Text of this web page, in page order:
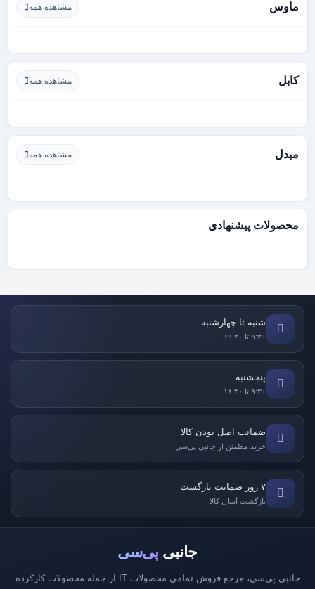
ماوس مشاهده همه
کابل مشاهده همه
مبدل مشاهده همه
محصولات پیشنهادی
شنبه تا چهارشنبه
۹:۳۰ تا ۱۹:۳۰
پنجشنبه
۹:۳۰ تا ۱۸:۳۰
ضمانت اصل بودن کالا
خرید مطمئن از جانبی پی‌سی
۷ روز ضمانت بازگشت
بازگشت آسان کالا
جانبی پی‌سی
جانبی پی‌سی، مرجع فروش تمامی محصولات IT از جمله محصولات کارکرده